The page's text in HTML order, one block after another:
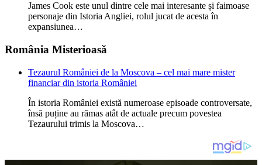
James Cook este unul dintre cele mai interesante și faimoase
personaje din Istoria Angliei, rolul jucat de acesta în
expansiunea…
România Misterioasă
Tezaurul României de la Moscova – cel mai mare mister
financiar din istoria României
În istoria României există numeroase episoade controversate,
însă puține au rămas atât de actuale precum povestea
Tezaurului trimis la Moscova…